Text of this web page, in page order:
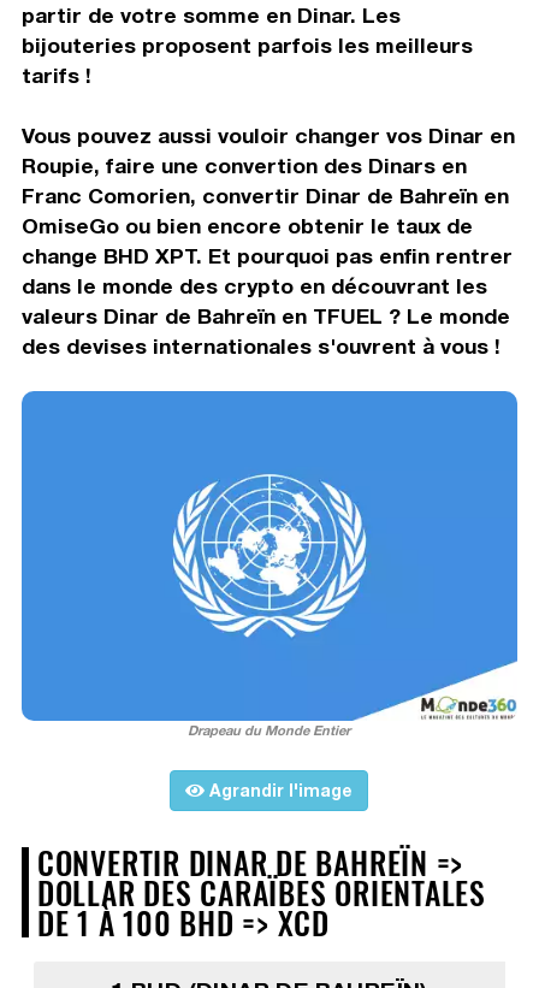
partir de votre somme en Dinar. Les
bijouteries proposent parfois les meilleurs
tarifs !
Vous pouvez aussi vouloir changer vos Dinar en
Roupie, faire une convertion des Dinars en
Franc Comorien, convertir Dinar de Bahreïn en
OmiseGo ou bien encore obtenir le taux de
change BHD XPT. Et pourquoi pas enfin rentrer
dans le monde des crypto en découvrant les
valeurs Dinar de Bahreïn en TFUEL ? Le monde
des devises internationales s'ouvrent à vous !
Drapeau du Monde Entier
Agrandir l'image
CONVERTIR DINAR DE BAHREÏN =>
DOLLAR DES CARAÏBES ORIENTALES
DE 1 À 100 BHD => XCD